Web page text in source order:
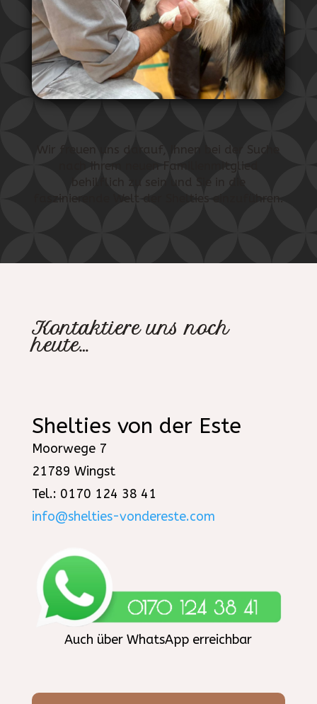
Kontaktiere uns noch
heute…
Shelties von der Este
Moorwege 7
21789 Wingst
Tel.: 0170 124 38 41
info@shelties-vondereste.com
Auch über WhatsApp erreichbar